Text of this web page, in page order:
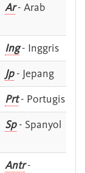
Ar- Arab
Ing- Inggris
Jp- Jepang
Prt- Portugis
Sp- Spanyol
Antr-